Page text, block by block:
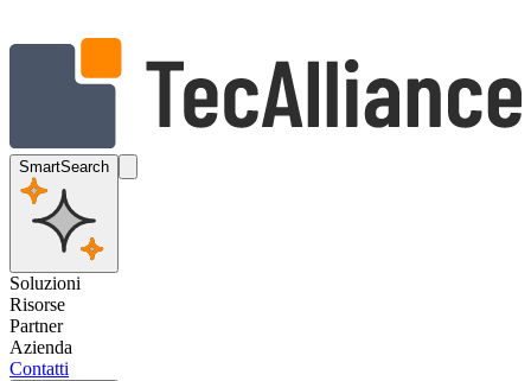
SmartSearch
Soluzioni
Risorse
Partner
Azienda
Contatti